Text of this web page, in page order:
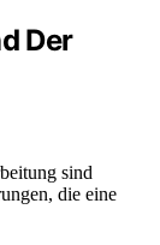
Der
sind
die eine